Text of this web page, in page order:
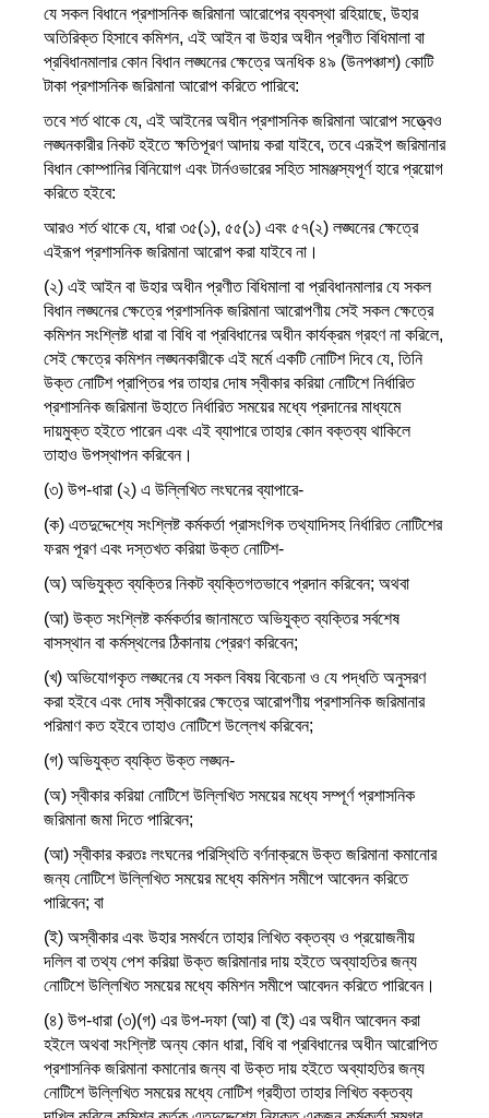
যে সকল বিধানে প্রশাসনিক জরিমানা আরোপের ব্যবস্থা রহিয়াছে, উহার
অতিরিক্ত হিসাবে কমিশন, এই আইন বা উহার অধীন প্রণীত বিধিমালা বা
প্রবিধানমালার কোন বিধান লঙ্ঘনের ক্ষেত্রে অনধিক ৪৯ (উনপঞ্চাশ) কোটি
টাকা প্রশাসনিক জরিমানা আরোপ করিতে পারিবে:
তবে শর্ত থাকে যে, এই আইনের অধীন প্রশাসনিক জরিমানা আরোপ সত্ত্বেও
লঙ্ঘনকারীর নিকট হইতে ক্ষতিপূরণ আদায় করা যাইবে, তবে এরূইপ জরিমানার
বিধান কোম্পানির বিনিয়োগ এবং টার্নওভারের সহিত সামঞ্জস্যপূর্ণ হারে প্রয়োগ
করিতে হইবে:
আরও শর্ত থাকে যে, ধারা ৩৫(১), ৫৫(১) এবং ৫৭(২) লঙ্ঘনের ক্ষেত্রে
এইরূপ প্রশাসনিক জরিমানা আরোপ করা যাইবে না।
(২) এই আইন বা উহার অধীন প্রণীত বিধিমালা বা প্রবিধানমালার যে সকল
বিধান লঙ্ঘনের ক্ষেত্রে প্রশাসনিক জরিমানা আরোপণীয় সেই সকল ক্ষেত্রে
কমিশন সংশ্লিষ্ট ধারা বা বিধি বা প্রবিধানের অধীন কার্যক্রম গ্রহণ না করিলে,
সেই ক্ষেত্রে কমিশন লঙ্ঘনকারীকে এই মর্মে একটি নোটিশ দিবে যে, তিনি
উক্ত নোটিশ প্রাপ্তির পর তাহার দোষ স্বীকার করিয়া নোটিশে নির্ধারিত
প্রশাসনিক জরিমানা উহাতে নির্ধারিত সময়ের মধ্যে প্রদানের মাধ্যমে
দায়মুক্ত হইতে পারেন এবং এই ব্যাপারে তাহার কোন বক্তব্য থাকিলে
তাহাও উপস্থাপন করিবেন।
(৩) উপ-ধারা (২) এ উল্লিখিত লংঘনের ব্যাপারে-
(ক) এতদুদ্দেশ্যে সংশ্লিষ্ট কর্মকর্তা প্রাসংগিক তথ্যাদিসহ নির্ধারিত নোটিশের
ফরম পূরণ এবং দস্তখত করিয়া উক্ত নোটিশ-
(অ) অভিযুক্ত ব্যক্তির নিকট ব্যক্তিগতভাবে প্রদান করিবেন; অথবা
(আ) উক্ত সংশ্লিষ্ট কর্মকর্তার জানামতে অভিযুক্ত ব্যক্তির সর্বশেষ
বাসস্থান বা কর্মস্থলের ঠিকানায় প্রেরণ করিবেন;
(খ) অভিযোগকৃত লঙ্ঘনের যে সকল বিষয় বিবেচনা ও যে পদ্ধতি অনুসরণ
করা হইবে এবং দোষ স্বীকারের ক্ষেত্রে আরোপণীয় প্রশাসনিক জরিমানার
পরিমাণ কত হইবে তাহাও নোটিশে উল্লেখ করিবেন;
(গ) অভিযুক্ত ব্যক্তি উক্ত লঙ্ঘন-
(অ) স্বীকার করিয়া নোটিশে উল্লিখিত সময়ের মধ্যে সম্পূর্ণ প্রশাসনিক
জরিমানা জমা দিতে পারিবেন;
(আ) স্বীকার করতঃ লংঘনের পরিস্থিতি বর্ণনাক্রমে উক্ত জরিমানা কমানোর
জন্য নোটিশে উল্লিখিত সময়ের মধ্যে কমিশন সমীপে আবেদন করিতে
পারিবেন; বা
(ই) অস্বীকার এবং উহার সমর্থনে তাহার লিখিত বক্তব্য ও প্রয়োজনীয়
দলিল বা তথ্য পেশ করিয়া উক্ত জরিমানার দায় হইতে অব্যাহতির জন্য
নোটিশে উল্লিখিত সময়ের মধ্যে কমিশন সমীপে আবেদন করিতে পারিবেন।
(৪) উপ-ধারা (৩)(গ) এর উপ-দফা (আ) বা (ই) এর অধীন আবেদন করা
হইলে অথবা সংশ্লিষ্ট অন্য কোন ধারা, বিধি বা প্রবিধানের অধীন আরোপিত
প্রশাসনিক জরিমানা কমানোর জন্য বা উক্ত দায় হইতে অব্যাহতির জন্য
নোটিশে উল্লিখিত সময়ের মধ্যে নোটিশ গ্রহীতা তাহার লিখিত বক্তব্য